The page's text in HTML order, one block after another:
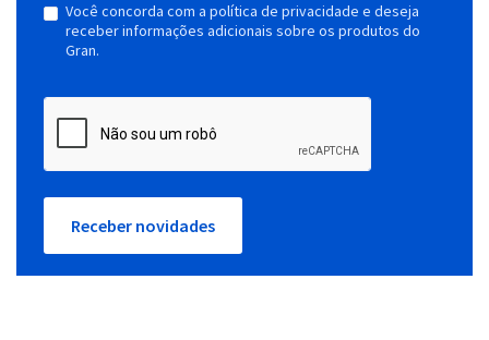
Você concorda com a política de privacidade e deseja
receber informações adicionais sobre os produtos do
Gran.
Receber novidades